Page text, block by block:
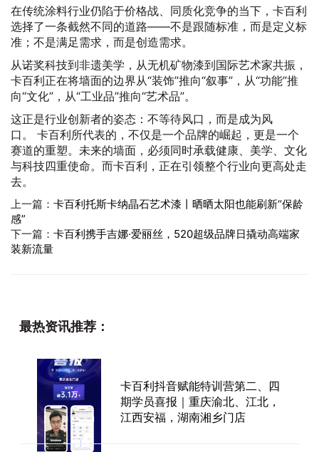
在传统涂料行业仍陷于价格战、同质化竞争的当下，卡百利
选择了一条截然不同的道路——不是跟随标准，而是定义标
准；不是满足需求，而是创造需求。
从诺奖科技到非遗美学，从无机矿物漆到国际艺术家共振，
卡百利正在将墙面的边界从“装饰”推向“叙事”，从“功能”推
向“文化”，从“工业品”推向“艺术品”。
这正是行业创新者的姿态：不等待风口，而是成为风
口。 卡百利所代表的，不仅是一个品牌的崛起，更是一个
赛道的重塑。未来的墙面，必须同时承载健康、美学、文化
与科技四重使命。而卡百利，正在引领整个行业向更高处走
去。
上一篇： 卡百利托斯卡纳晶石艺术漆丨晒晒太阳也能刷新“保龄
感”
下一篇： 卡百利携手吉娜·爱丽丝，520超级品牌日撬动高端家
装新流量
最热资讯推荐：
卡百利抖音赋能特训营第二、四
期学员喜报｜重庆渝北、江北，
江西安福，湖南湘乡门店